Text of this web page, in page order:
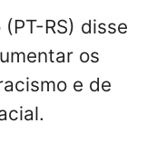
RS) disse
os
e de